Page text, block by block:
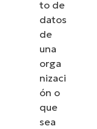
to de
datos
de
una
orga
nizaci
ón o
que
sea